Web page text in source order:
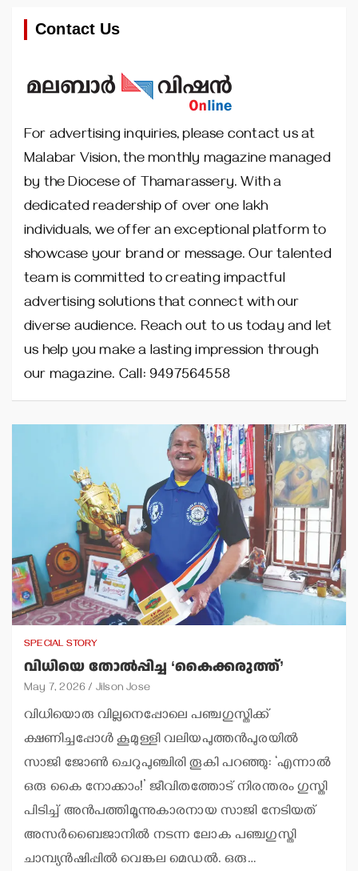
Contact Us
For advertising inquiries, please contact us at
Malabar Vision, the monthly magazine managed
by the Diocese of Thamarassery. With a
dedicated readership of over one lakh
individuals, we offer an exceptional platform to
showcase your brand or message. Our talented
team is committed to creating impactful
advertising solutions that connect with our
diverse audience. Reach out to us today and let
us help you make a lasting impression through
our magazine. Call: 9497564558
SPECIAL STORY
വിധിയെ തോല്‍പ്പിച്ച ‘കൈക്കരുത്ത്’
May 7, 2026 Jilson Jose
വിധിയൊരു വില്ലനെപ്പോലെ പഞ്ചഗുസ്തിക്ക്
ക്ഷണിച്ചപ്പോള്‍ കൂമുള്ളി വലിയപുത്തന്‍പുരയില്‍
സാജി ജോണ്‍ ചെറുപുഞ്ചിരി തൂകി പറഞ്ഞു: ‘എന്നാല്‍
ഒരു കൈ നോക്കാം!’ ജീവിതത്തോട് നിരന്തരം ഗുസ്തി
പിടിച്ച് അന്‍പത്തിമൂന്നുകാരനായ സാജി നേടിയത്
അസര്‍ബൈജാനില്‍ നടന്ന ലോക പഞ്ചഗുസ്തി
ചാമ്പ്യന്‍ഷിപ്പില്‍ വെങ്കല മെഡല്‍. ഒരു…